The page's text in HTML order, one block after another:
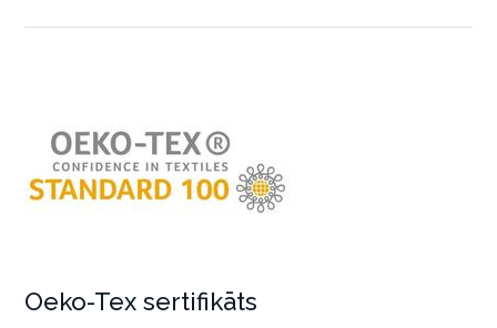
Oeko-Tex sertifikāts